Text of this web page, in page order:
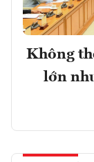
Không
lớn